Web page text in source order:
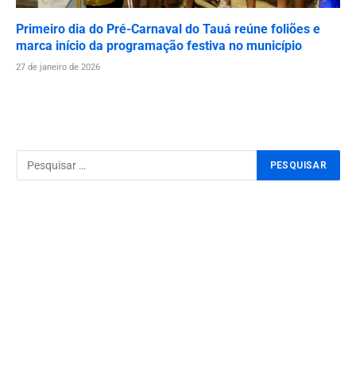
Primeiro dia do Pré-Carnaval do Tauá reúne foliões e
marca início da programação festiva no município
27 de janeiro de 2026